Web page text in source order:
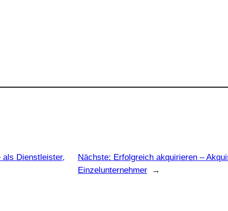
als Dienstleister,
Nächste: Erfolgreich akquirieren –
Einzelunternehmer
→